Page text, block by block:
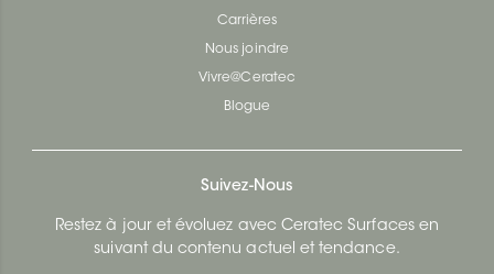
Carrières
Nous joindre
Vivre@Ceratec
Blogue
Suivez-Nous
Restez à jour et évoluez avec Ceratec Surfaces en
suivant du contenu actuel et tendance.